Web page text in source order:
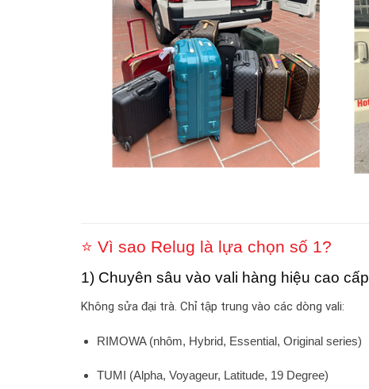
⭐ Vì sao Relug là lựa chọn số 1?
1) Chuyên sâu vào vali hàng hiệu cao cấp
Không sửa đại trà. Chỉ tập trung vào các dòng vali:
RIMOWA (nhôm, Hybrid, Essential, Original series)
TUMI (Alpha, Voyageur, Latitude, 19 Degree)